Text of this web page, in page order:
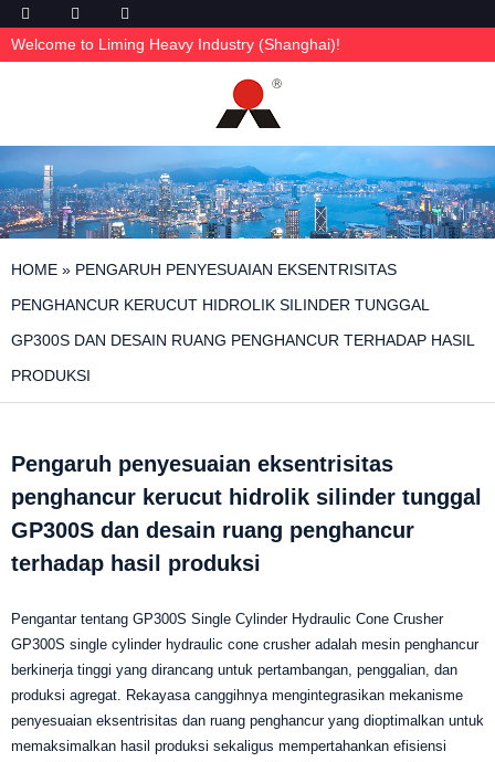
Welcome to Liming Heavy Industry (Shanghai)!
HOME » PENGARUH PENYESUAIAN EKSENTRISITAS
PENGHANCUR KERUCUT HIDROLIK SILINDER TUNGGAL
GP300S DAN DESAIN RUANG PENGHANCUR TERHADAP HASIL
PRODUKSI
Pengaruh penyesuaian eksentrisitas
penghancur kerucut hidrolik silinder tunggal
GP300S dan desain ruang penghancur
terhadap hasil produksi
Pengantar tentang GP300S Single Cylinder Hydraulic Cone Crusher
GP300S single cylinder hydraulic cone crusher adalah mesin penghancur
berkinerja tinggi yang dirancang untuk pertambangan, penggalian, dan
produksi agregat. Rekayasa canggihnya mengintegrasikan mekanisme
penyesuaian eksentrisitas dan ruang penghancur yang dioptimalkan untuk
memaksimalkan hasil produksi sekaligus mempertahankan efisiensi